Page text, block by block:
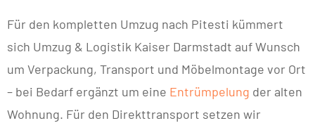
Für den kompletten Umzug nach Pitesti kümmert
sich Umzug & Logistik Kaiser Darmstadt auf Wunsch
um Verpackung, Transport und Möbelmontage vor Ort
– bei Bedarf ergänzt um eine Entrümpelung der alten
Wohnung. Für den Direkttransport setzen wir